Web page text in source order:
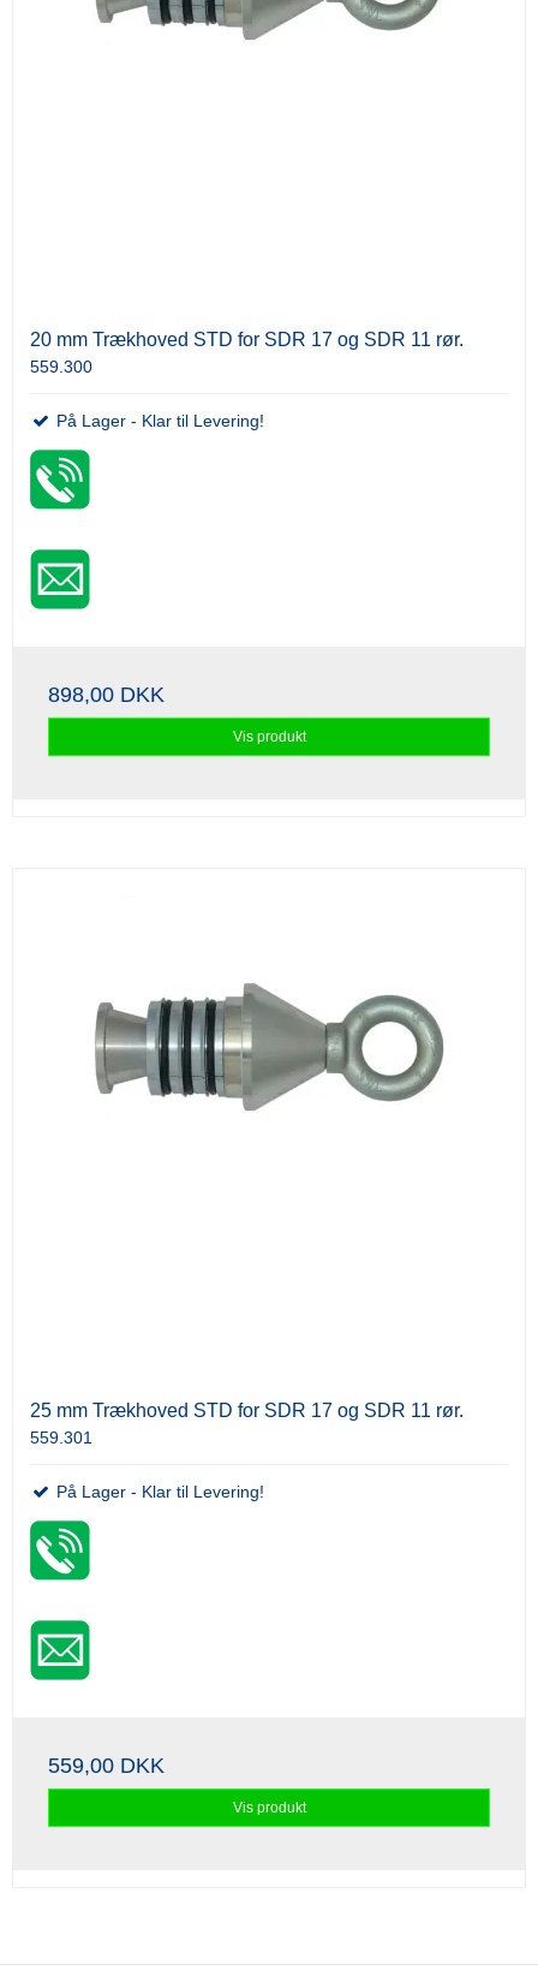
20 mm Trækhoved STD for SDR 17 og SDR 11 rør.
559.300
På Lager - Klar til Levering!
898,00 DKK
Vis produkt
25 mm Trækhoved STD for SDR 17 og SDR 11 rør.
559.301
På Lager - Klar til Levering!
559,00 DKK
Vis produkt